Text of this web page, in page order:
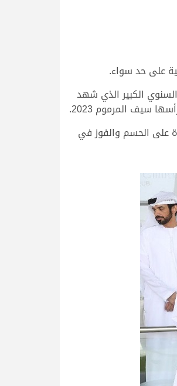
على حد سواء.
منافسات اليوم الختامي للمهرجان السنوي الكبير الذي شهد
سيف المرموم 2023.
على الحسم والفوز في